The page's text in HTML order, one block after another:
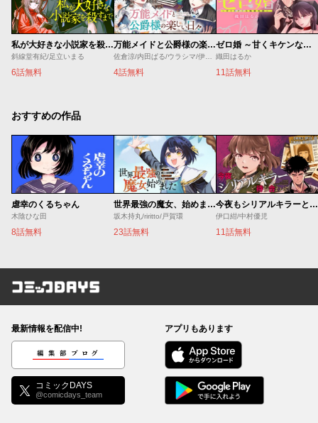
私が大好きな小説家を殺すまで
斜線堂有紀/足立いまる
6話無料
万能メイドと公爵様の楽しい日々
佐倉涼/内田ぱる/ウラシマ/伊藤テリヤキ
4話無料
ゼロ婚 ～甘くキケンな極秘任務～
織田はるか
11話無料
おすすめの作品
虐幸のくるちゃん
木陰ひな田
8話無料
世界最強の魔女、始めました ～私だけ『攻略サイト』を見れる世界で自由に生きます～
坂木持丸/riritto/戸賀環
23話無料
今夜もシリアルキラーと待ち合わせ
伊口紺/中村優児
11話無料
コミックDAYS
最新情報を配信中!
編集部ブログ
コミックDAYS
@comicdays_team
アプリもあります